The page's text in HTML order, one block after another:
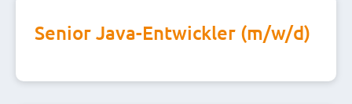
Senior Java-Entwickler (m/w/d)